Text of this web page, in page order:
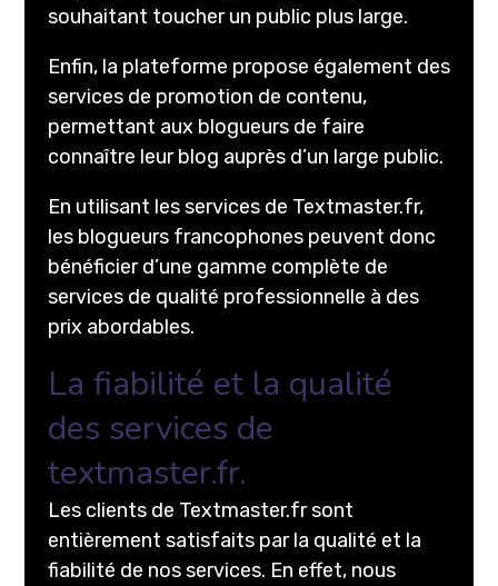
souhaitant toucher un public plus large.
Enfin, la plateforme propose également des
services de promotion de contenu,
permettant aux blogueurs de faire
connaître leur blog auprès d’un large public.
En utilisant les services de Textmaster.fr,
les blogueurs francophones peuvent donc
bénéficier d’une gamme complète de
services de qualité professionnelle à des
prix abordables.
La fiabilité et la qualité
des services de
textmaster.fr.
Les clients de Textmaster.fr sont
entièrement satisfaits par la qualité et la
fiabilité de nos services. En effet, nous